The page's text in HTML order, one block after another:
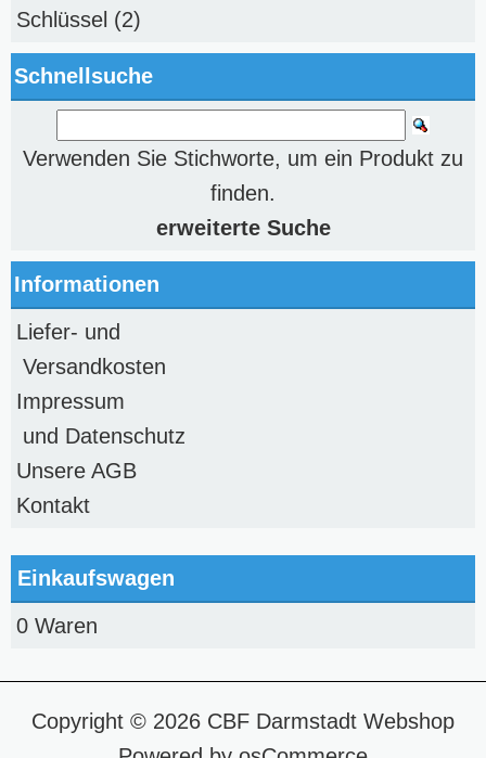
Schlüssel (2)
Schnellsuche
Verwenden Sie Stichworte, um ein Produkt zu
finden.
erweiterte Suche
Informationen
Liefer- und
Versandkosten
Impressum
und Datenschutz
Unsere AGB
Kontakt
Einkaufswagen
0 Waren
Copyright © 2026 CBF Darmstadt Webshop